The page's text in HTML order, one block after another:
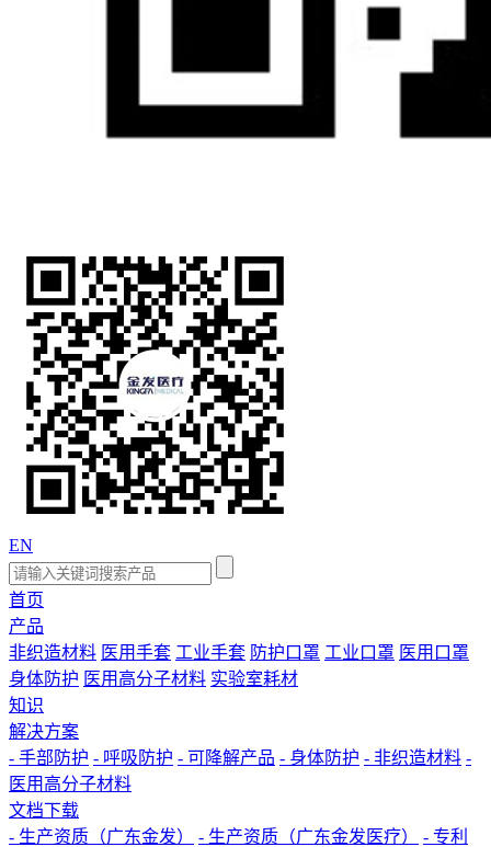
EN
首页
产品
非织造材料 医用手套 工业手套 防护口罩 工业口罩 医用口罩
身体防护 医用高分子材料 实验室耗材
知识
解决方案
- 手部防护 - 呼吸防护 - 可降解产品 - 身体防护 - 非织造材料 -
医用高分子材料
文档下载
- 生产资质（广东金发）
- 生产资质（广东金发医疗）
- 专利